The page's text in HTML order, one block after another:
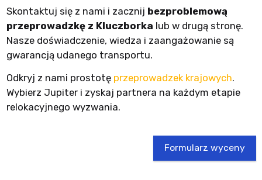
Skontaktuj się z nami i zacznij bezproblemową
przeprowadzkę z Kluczborka lub w drugą stronę.
Nasze doświadczenie, wiedza i zaangażowanie są
gwarancją udanego transportu.
Odkryj z nami prostotę przeprowadzek krajowych.
Wybierz Jupiter i zyskaj partnera na każdym etapie
relokacyjnego wyzwania.
Formularz wyceny